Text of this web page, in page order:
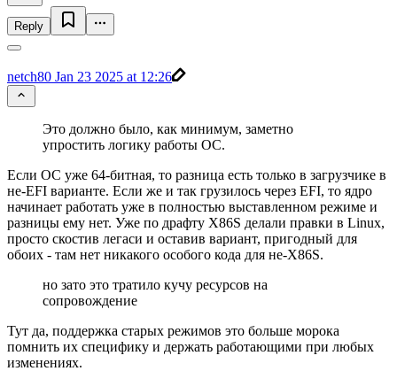
Reply
netch80 Jan 23 2025 at 12:26
Это должно было, как минимум, заметно
упростить логику работы ОС.
Если ОС уже 64-битная, то разница есть только в загрузчике в
не-EFI варианте. Если же и так грузилось через EFI, то ядро
начинает работать уже в полностью выставленном режиме и
разницы ему нет. Уже по драфту X86S делали правки в Linux,
просто скостив легаси и оставив вариант, пригодный для
обоих - там нет никакого особого кода для не-X86S.
но зато это тратило кучу ресурсов на
сопровождение
Тут да, поддержка старых режимов это больше морока
помнить их специфику и держать работающими при любых
изменениях.